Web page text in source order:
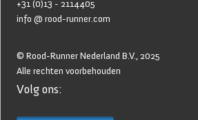
+31 (0)13 - 2114405
info @ rood-runner.com
© Rood-Runner Nederland B.V., 2025
Alle rechten voorbehouden
Volg ons: